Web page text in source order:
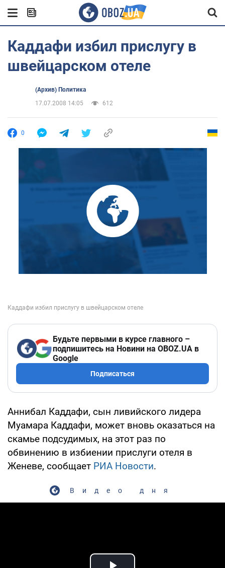
Каддафи избил прислугу в
швейцарском отеле
(Архив) Политика
17.07.2008 14:05
612
0
Будьте первыми в курсе главного –
подпишитесь на Новини на OBOZ.UA в
Google
Подписаться
Аннибал Каддафи, сын ливийского лидера
Муамара Каддафи, может вновь оказаться на
скамье подсудимых, на этот раз по
обвинению в избиении прислуги отеля в
Женеве, сообщает РИА Новости.
Видео дня